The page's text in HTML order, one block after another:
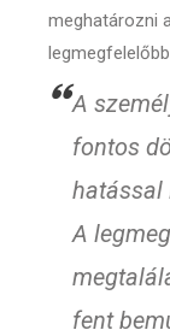
meghatározni
A
fontos
hatással
A
fent